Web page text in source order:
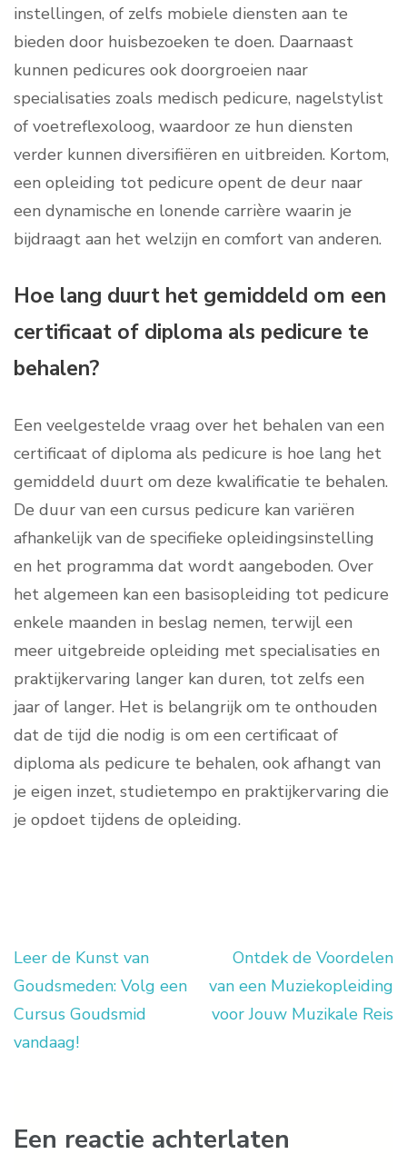
instellingen, of zelfs mobiele diensten aan te
bieden door huisbezoeken te doen. Daarnaast
kunnen pedicures ook doorgroeien naar
specialisaties zoals medisch pedicure, nagelstylist
of voetreflexoloog, waardoor ze hun diensten
verder kunnen diversifiëren en uitbreiden. Kortom,
een opleiding tot pedicure opent de deur naar
een dynamische en lonende carrière waarin je
bijdraagt aan het welzijn en comfort van anderen.
Hoe lang duurt het gemiddeld om een
certificaat of diploma als pedicure te
behalen?
Een veelgestelde vraag over het behalen van een
certificaat of diploma als pedicure is hoe lang het
gemiddeld duurt om deze kwalificatie te behalen.
De duur van een cursus pedicure kan variëren
afhankelijk van de specifieke opleidingsinstelling
en het programma dat wordt aangeboden. Over
het algemeen kan een basisopleiding tot pedicure
enkele maanden in beslag nemen, terwijl een
meer uitgebreide opleiding met specialisaties en
praktijkervaring langer kan duren, tot zelfs een
jaar of langer. Het is belangrijk om te onthouden
dat de tijd die nodig is om een certificaat of
diploma als pedicure te behalen, ook afhangt van
je eigen inzet, studietempo en praktijkervaring die
je opdoet tijdens de opleiding.
Berichtnavigatie
Leer de Kunst van
Goudsmeden: Volg een
Cursus Goudsmid
vandaag!
Ontdek de Voordelen
van een Muziekopleiding
voor Jouw Muzikale Reis
Een reactie achterlaten